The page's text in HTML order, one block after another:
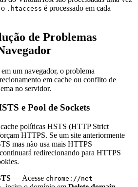
.htaccess é processado em cada
de Problemas
um navegador, o problema
em cache ou conflito de
no servidor.
e Pool de Sockets
políticas HSTS (HTTP Strict
HTTPS. Se um site anteriormente
mas não usa mais HTTPS
redirecionando para HTTPS
— Acesse chrome://net-